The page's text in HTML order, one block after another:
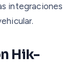
integraciones
Hik-